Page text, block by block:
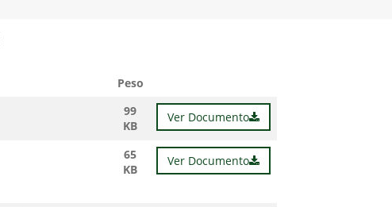
Peso
99
KB
Ver Documento
65
KB
Ver Documento